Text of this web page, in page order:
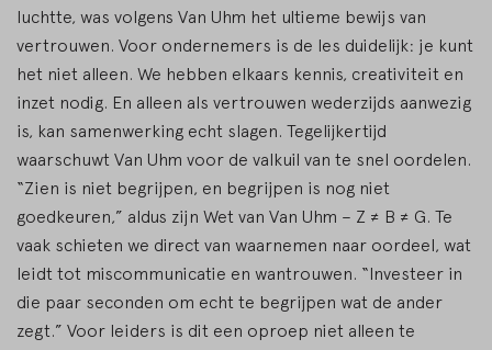
luchtte, was volgens Van Uhm het ultieme bewijs van
vertrouwen. Voor ondernemers is de les duidelijk: je kunt
het niet alleen. We hebben elkaars kennis, creativiteit en
inzet nodig. En alleen als vertrouwen wederzijds aanwezig
is, kan samenwerking echt slagen. Tegelijkertijd
waarschuwt Van Uhm voor de valkuil van te snel oordelen.
“Zien is niet begrijpen, en begrijpen is nog niet
goedkeuren,” aldus zijn Wet van Van Uhm – Z ≠ B ≠ G. Te
vaak schieten we direct van waarnemen naar oordeel, wat
leidt tot miscommunicatie en wantrouwen. “Investeer in
die paar seconden om echt te begrijpen wat de ander
zegt.” Voor leiders is dit een oproep niet alleen te